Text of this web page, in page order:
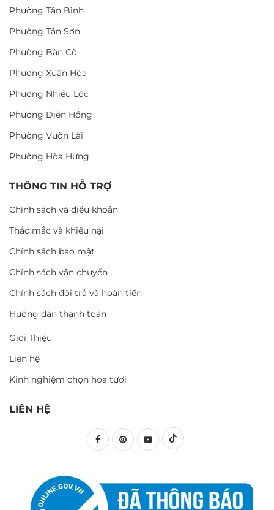
Phường Tân Bình
Phường Tân Sơn
Phường Bàn Cờ
Phường Xuân Hòa
Phường Nhiêu Lộc
Phường Diên Hồng
Phường Vườn Lài
Phường Hòa Hưng
THÔNG TIN HỖ TRỢ
Chính sách và điều khoản
Thắc mắc và khiếu nại
Chính sách bảo mật
Chính sách vận chuyển
Chính sách đổi trả và hoàn tiền
Hướng dẫn thanh toán
Giới Thiệu
Liên hệ
Kinh nghiệm chọn hoa tươi
LIÊN HỆ